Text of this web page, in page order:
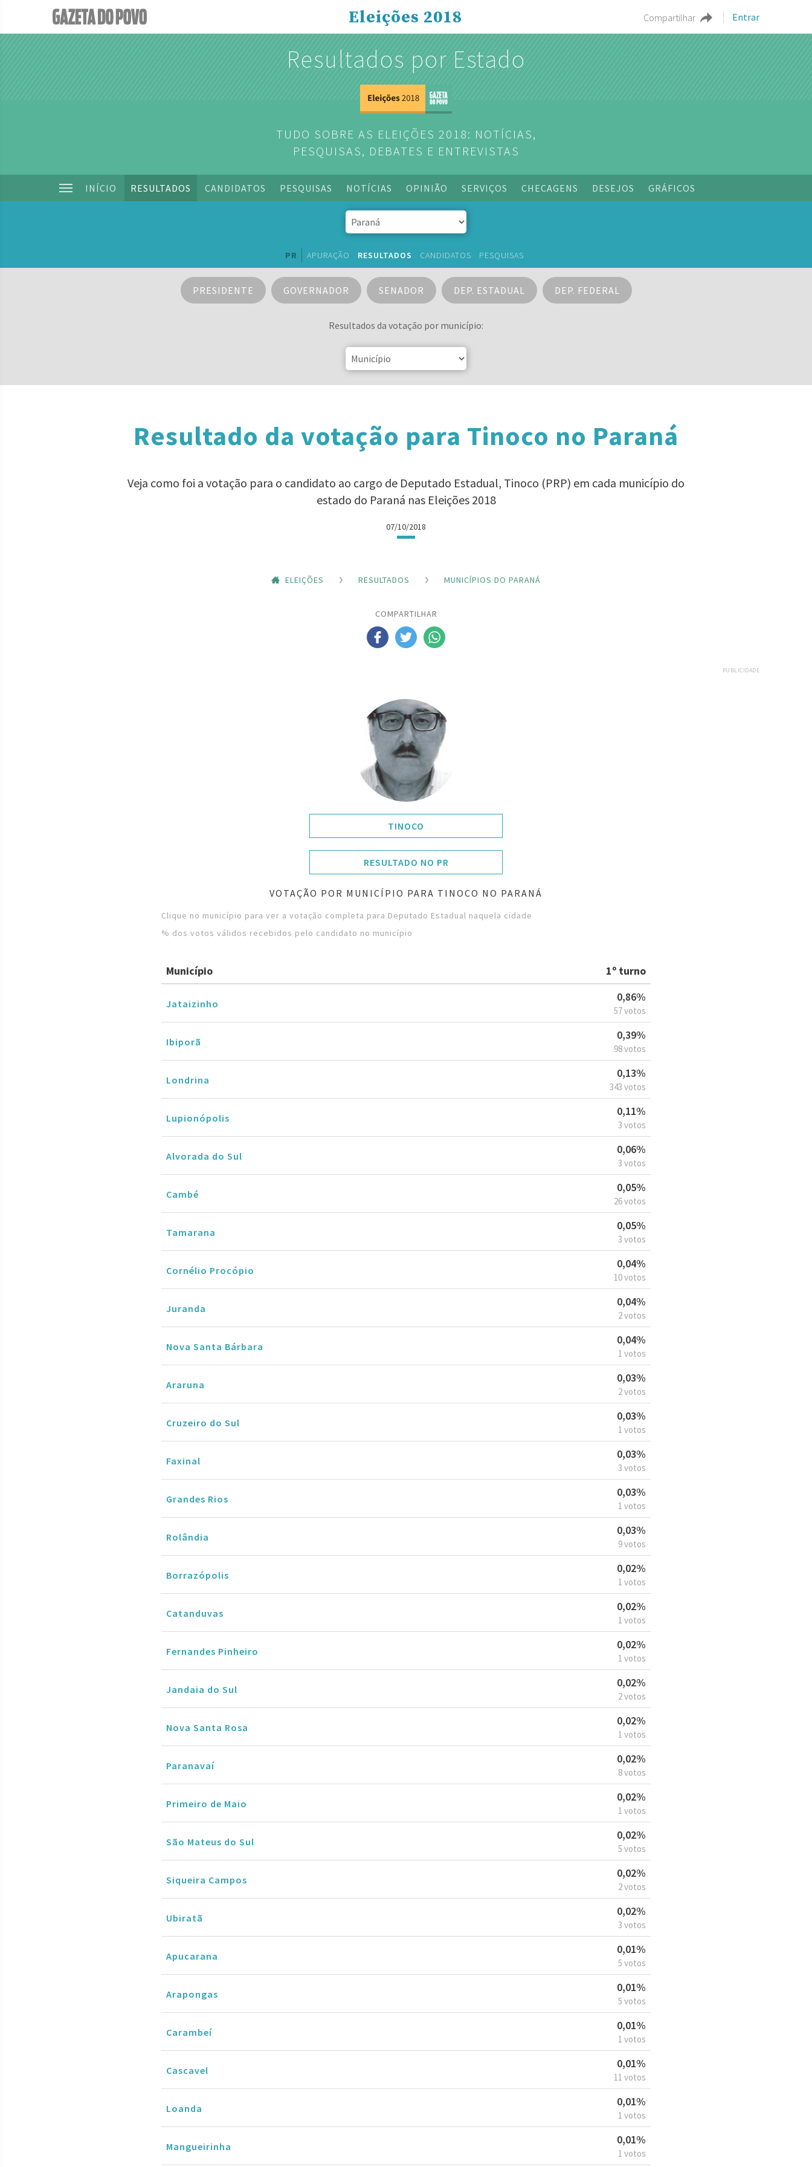
Compartilhar Entrar
Eleições 2018
Resultados por Estado
TUDO SOBRE AS ELEIÇÕES 2018: NOTÍCIAS,
PESQUISAS, DEBATES E ENTREVISTAS
INÍCIO RESULTADOS CANDIDATOS PESQUISAS NOTÍCIAS OPINIÃO SERVIÇOS CHECAGENS DESEJOS GRÁFICOS
PR APURAÇÃO RESULTADOS CANDIDATOS PESQUISAS
PRESIDENTE GOVERNADOR SENADOR DEP. ESTADUAL DEP. FEDERAL
Resultados da votação por município:
Resultado da votação para Tinoco no Paraná
Veja como foi a votação para o candidato ao cargo de Deputado Estadual, Tinoco (PRP) em cada município do
estado do Paraná nas Eleições 2018
07/10/2018
ELEIÇÕES RESULTADOS MUNICÍPIOS DO PARANÁ
COMPARTILHAR
PUBLICIDADE
TINOCO
RESULTADO NO PR
VOTAÇÃO POR MUNICÍPIO PARA TINOCO NO PARANÁ
Clique no município para ver a votação completa para Deputado Estadual naquela cidade
% dos votos válidos recebidos pelo candidato no município
Município 1º turno
Jataizinho
0,86%
57 votos
Ibiporã
0,39%
98 votos
Londrina
0,13%
343 votos
Lupionópolis
0,11%
3 votos
Alvorada do Sul
0,06%
3 votos
Cambé
0,05%
26 votos
Tamarana
0,05%
3 votos
Cornélio Procópio
0,04%
10 votos
Juranda
0,04%
2 votos
Nova Santa Bárbara
0,04%
1 votos
Araruna
0,03%
2 votos
Cruzeiro do Sul
0,03%
1 votos
Faxinal
0,03%
3 votos
Grandes Rios
0,03%
1 votos
Rolândia
0,03%
9 votos
Borrazópolis
0,02%
1 votos
Catanduvas
0,02%
1 votos
Fernandes Pinheiro
0,02%
1 votos
Jandaia do Sul
0,02%
2 votos
Nova Santa Rosa
0,02%
1 votos
Paranavaí
0,02%
8 votos
Primeiro de Maio
0,02%
1 votos
São Mateus do Sul
0,02%
5 votos
Siqueira Campos
0,02%
2 votos
Ubiratã
0,02%
3 votos
Apucarana
0,01%
5 votos
Arapongas
0,01%
5 votos
Carambeí
0,01%
1 votos
Cascavel
0,01%
11 votos
Loanda
0,01%
1 votos
Mangueirinha
0,01%
1 votos